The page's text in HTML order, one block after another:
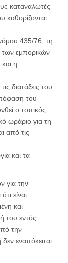
καταναλωτές
καθορίζονται
435/76, τη
των εμπορικών
η
διατάξεις του
του
ο τοπικός
ωράριο για τη
από τις
και τα
για την
είναι
και
του εντός
την
εναπόκειται